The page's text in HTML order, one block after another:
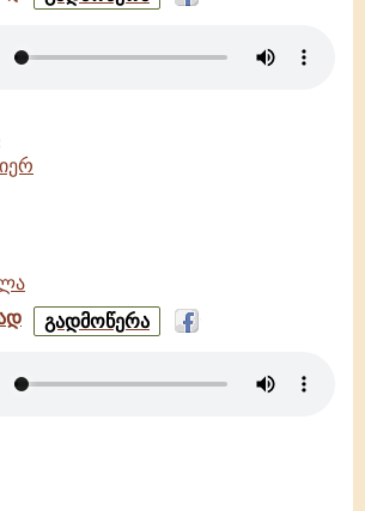
ზედა
იალონი
მომიტევენ
სახიერ
იალონი
გადმოწერა